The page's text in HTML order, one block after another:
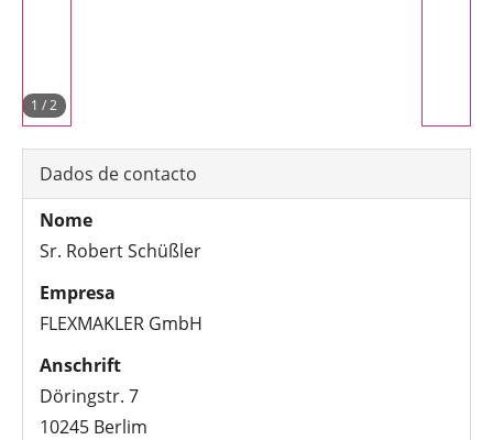
1 /2
Dados de contacto
Nome
Sr. Robert Schüßler
Empresa
FLEXMAKLER GmbH
Anschrift
Döringstr. 7
10245 Berlim